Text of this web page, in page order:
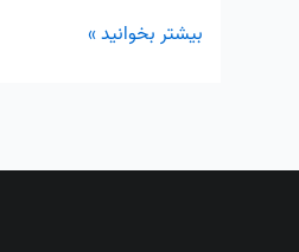
بیشتر بخوانید »